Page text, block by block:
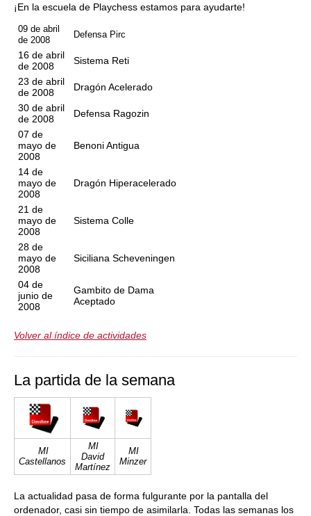
¡En la escuela de Playchess estamos para ayudarte!
09 de abril
de 2008
Defensa Pirc
16 de abril
de 2008
Sistema Reti
23 de abril
de 2008
Dragón Acelerado
30 de abril
de 2008
Defensa Ragozin
07 de
mayo de
2008
Benoni Antigua
14 de
mayo de
2008
Dragón Hiperacelerado
21 de
mayo de
2008
Sistema Colle
28 de
mayo de
2008
Siciliana Scheveningen
04 de
junio de
2008
Gambito de Dama
Aceptado
Volver al índice de actividades
La partida de la semana
MI
Castellanos
MI
David
Martínez
MI
Minzer
La actualidad pasa de forma fulgurante por la pantalla del
ordenador, casi sin tiempo de asimilarla. Todas las semanas los